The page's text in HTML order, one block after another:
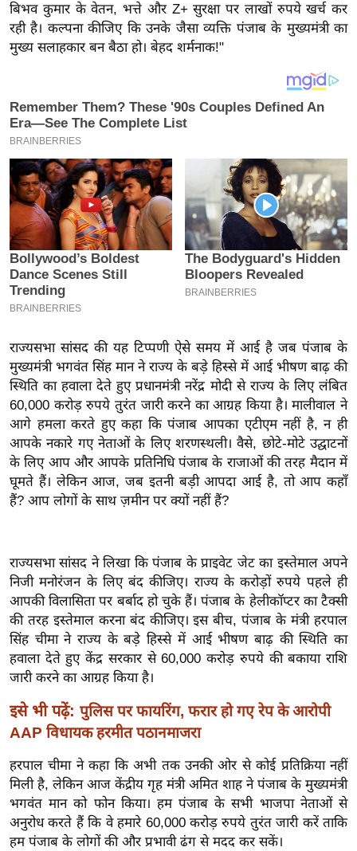
ज्ञ
रा
य
ट
खे
ल
क्रि
के
ट
I
P
L
2
2
6
क्रा
इ
म
ई
-
मि
सा
ल
बे
मि
सा
ल
ख्सि
य
त
यं
बिभव कुमार के वेतन, भत्ते और Z+ सुरक्षा पर लाखों रुपये खर्च कर
रही है। कल्पना कीजिए कि उनके जैसा व्यक्ति पंजाब के मुख्यमंत्री का
मुख्य सलाहकार बन बैठा हो। बेहद शर्मनाक!"
राज्यसभा सांसद की यह टिप्पणी ऐसे समय में आई है जब पंजाब के
मुख्यमंत्री भगवंत सिंह मान ने राज्य के बड़े हिस्से में आई भीषण बाढ़ की
स्थिति का हवाला देते हुए प्रधानमंत्री नरेंद्र मोदी से राज्य के लिए लंबित
60,000 करोड़ रुपये तुरंत जारी करने का आग्रह किया है। मालीवाल ने
आगे हमला करते हुए कहा कि पंजाब आपका एटीएम नहीं है, न ही
आपके नकारे गए नेताओं के लिए शरणस्थली। वैसे, छोटे-मोटे उद्घाटनों
के लिए आप और आपके प्रतिनिधि पंजाब के राजाओं की तरह मैदान में
घूमते हैं। लेकिन आज, जब इतनी बड़ी आपदा आई है, तो आप कहाँ
हैं? आप लोगों के साथ ज़मीन पर क्यों नहीं हैं?
राज्यसभा सांसद ने लिखा कि पंजाब के प्राइवेट जेट का इस्तेमाल अपने
निजी मनोरंजन के लिए बंद कीजिए। राज्य के करोड़ों रुपये पहले ही
आपकी विलासिता पर बर्बाद हो चुके हैं। पंजाब के हेलीकॉप्टर का टैक्सी
की तरह इस्तेमाल करना बंद कीजिए। इस बीच, पंजाब के मंत्री हरपाल
सिंह चीमा ने राज्य के बड़े हिस्से में आई भीषण बाढ़ की स्थिति का
हवाला देते हुए केंद्र सरकार से 60,000 करोड़ रुपये की बकाया राशि
जारी करने का आग्रह किया है।
इसे भी पढ़ें: पुलिस पर फायरिंग, फरार हो गए रेप के आरोपी
AAP विधायक हरमीत पठानमाजरा
हरपाल चीमा ने कहा कि अभी तक उनकी ओर से कोई प्रतिक्रिया नहीं
मिली है, लेकिन आज केंद्रीय गृह मंत्री अमित शाह ने पंजाब के मुख्यमंत्री
भगवंत मान को फोन किया। हम पंजाब के सभी भाजपा नेताओं से
अनुरोध करते हैं कि वे हमारे 60,000 करोड़ रुपये तुरंत जारी करें ताकि
हम पंजाब के लोगों की और प्रभावी ढंग से मदद कर सकें।